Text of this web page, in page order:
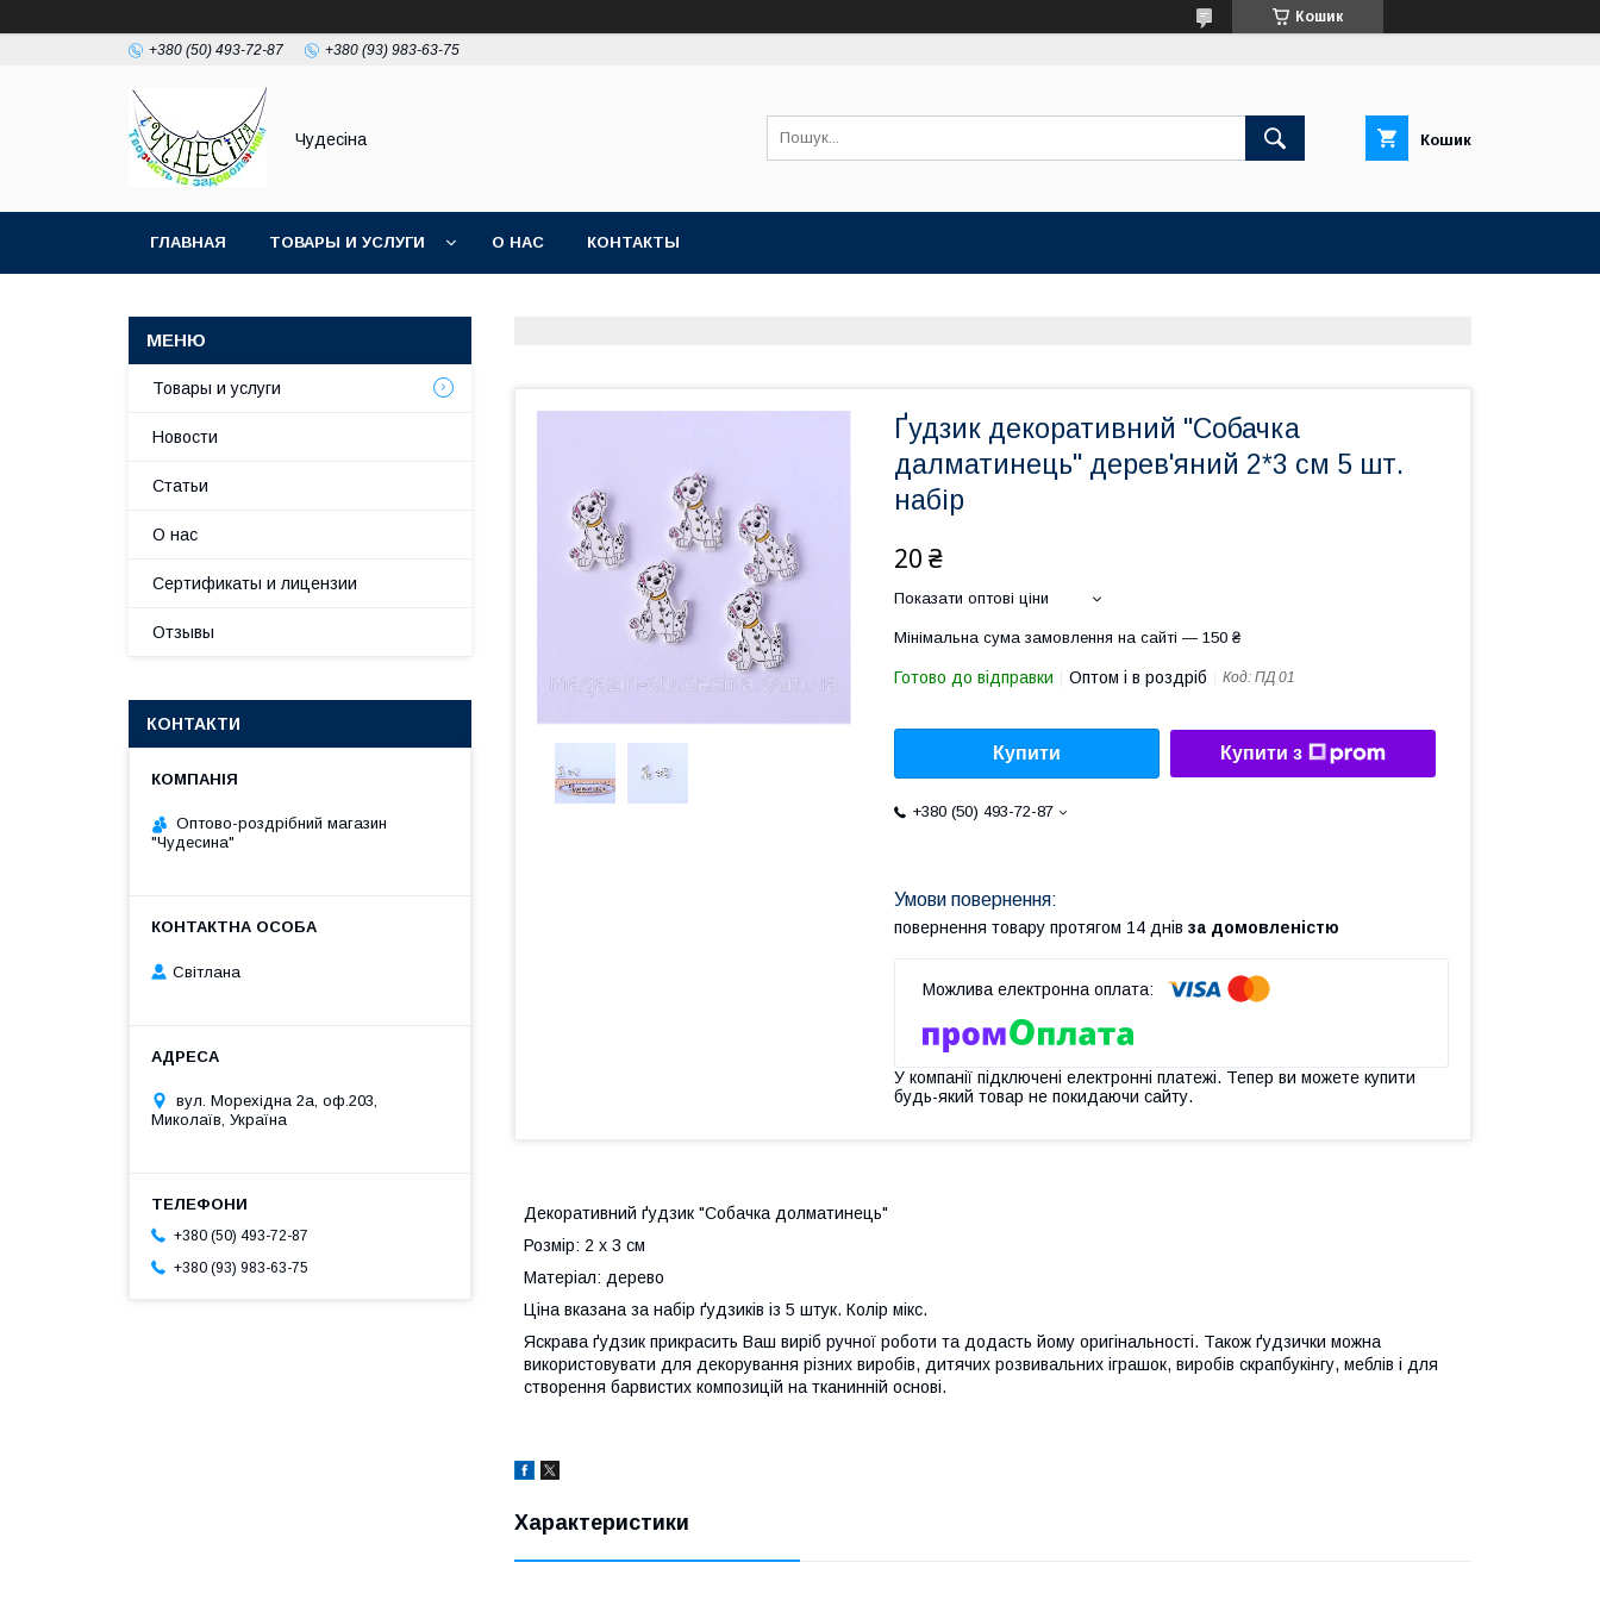
Кошик
+380 (50) 493-72-87 +380 (93) 983-63-75
Чудесіна Кошик
ГЛАВНАЯ ТОВАРЫ И УСЛУГИ О НАС КОНТАКТЫ
Ґудзик декоративний "Собачка
далматинець" дерев'яний 2*3 см 5 шт.
набір
20 ₴
Показати оптові ціни
Мінімальна сума замовлення на сайті — 150 ₴
Готово до відправки Оптом і в роздріб Код: ПД 01
Купити Купити з
+380 (50) 493-72-87
повернення товару протягом 14 днів за домовленістю
У компанії підключені електронні платежі. Тепер ви можете купити
будь-який товар не покидаючи сайту.
Декоративний ґудзик "Собачка долматинець"
Розмір: 2 х 3 см
Матеріал: дерево
Ціна вказана за набір ґудзиків із 5 штук. Колір мікс.
Яскрава ґудзик прикрасить Ваш виріб ручної роботи та додасть йому оригінальності. Також ґудзички можна
використовувати для декорування різних виробів, дитячих розвивальних іграшок, виробів скрапбукінгу, меблів і для
створення барвистих композицій на тканинній основі.
Характеристики
Товары и услуги
Новости
Статьи
О нас
Сертификаты и лицензии
Отзывы
КОНТАКТИ
Оптово-роздрібний магазин
"Чудесина"
Світлана
вул. Морехідна 2а, оф.203,
Миколаїв, Україна
+380 (50) 493-72-87
+380 (93) 983-63-75